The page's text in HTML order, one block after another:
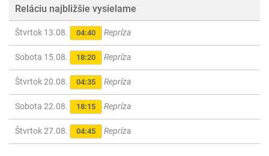
Reláciu najbližšie vysielame
Štvrtok 13.08. 04:40 Repríza
Sobota 15.08. 18:20 Repríza
Štvrtok 20.08. 04:35 Repríza
Sobota 22.08. 18:15 Repríza
Štvrtok 27.08. 04:45 Repríza